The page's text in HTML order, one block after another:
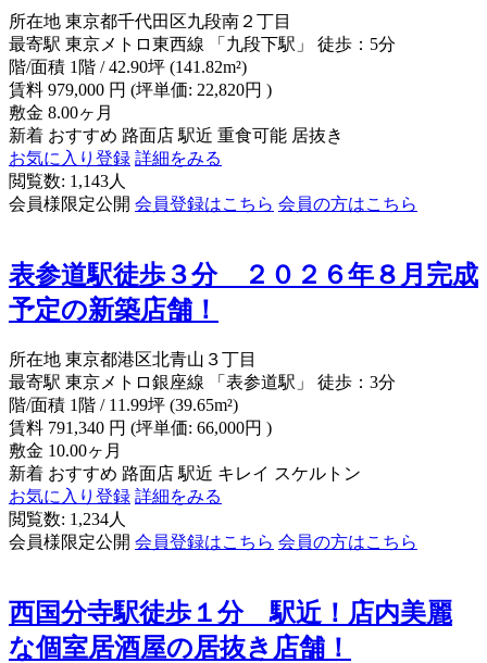
所在地 東京都千代田区九段南２丁目
最寄駅 東京メトロ東西線 「九段下駅」 徒歩：5分
階/面積 1階 / 42.90坪 (141.82m²)
賃料 979,000 円 (坪単価: 22,820円 )
敷金 8.00ヶ月
新着 おすすめ 路面店 駅近 重食可能 居抜き
お気に入り登録 詳細をみる
閲覧数: 1,143人
会員様限定公開 会員登録はこちら 会員の方はこちら
表参道駅徒歩３分 ２０２６年８月完成
予定の新築店舗！
所在地 東京都港区北青山３丁目
最寄駅 東京メトロ銀座線 「表参道駅」 徒歩：3分
階/面積 1階 / 11.99坪 (39.65m²)
賃料 791,340 円 (坪単価: 66,000円 )
敷金 10.00ヶ月
新着 おすすめ 路面店 駅近 キレイ スケルトン
お気に入り登録 詳細をみる
閲覧数: 1,234人
会員様限定公開 会員登録はこちら 会員の方はこちら
西国分寺駅徒歩１分 駅近！店内美麗
な個室居酒屋の居抜き店舗！